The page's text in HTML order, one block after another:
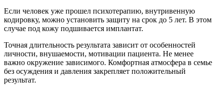
Если человек уже прошел психотерапию, внутривенную
кодировку, можно установить защиту на срок до 5 лет. В этом
случае под кожу подшивается имплантат.
Точная длительность результата зависит от особенностей
личности, внушаемости, мотивации пациента. Не менее
важно окружение зависимого. Комфортная атмосфера в семье
без осуждения и давления закрепляет положительный
результат.